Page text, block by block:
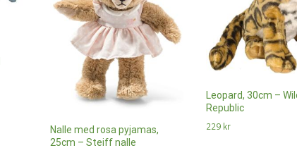
Nalle med rosa pyjamas,
25cm – Steiff nalle
Leopard, 30cm –
Republic
229 kr